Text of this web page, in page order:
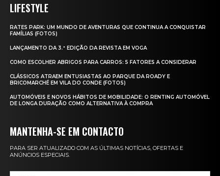
LIFESTYLE
RATES PARK: UM MUNDO DE AVENTURAS QUE CONTINUA A CONQUISTAR
FAMÍLIAS (FOTOS)
LANÇAMENTO DA 3.ª EDIÇÃO DA REVISTA EM VOGA
COMO ESCOLHER ABRIGOS PARA CARROS: 5 FATORES A CONSIDERAR
CLÁSSICOS ATRAEM ENTUSIASTAS AO PARQUE DA ROADY E
BRICOMARCHÉ EM VILA DO CONDE (FOTOS)
AUTOMÓVEIS E NOVOS HÁBITOS DE MOBILIDADE: O RENTING AUTOMÓVEL
DE LONGA DURAÇÃO COMO ALTERNATIVA À COMPRA
MANTENHA-SE EM CONTACTO
PARA SER ATUALIZADO COM AS ÚLTIMAS NOTÍCIAS, OFERTAS E
ANÚNCIOS ESPECIAIS.